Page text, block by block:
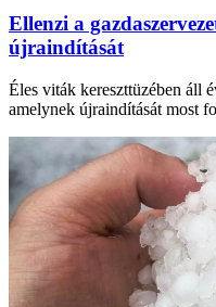
Ellenzi a
újraindítását
Éles viták kereszttüzében áll
amelynek újraindítását most